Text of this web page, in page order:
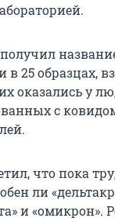
название
в 25 образцах,
оказались у
с
что пока
ли
и «омикрон».